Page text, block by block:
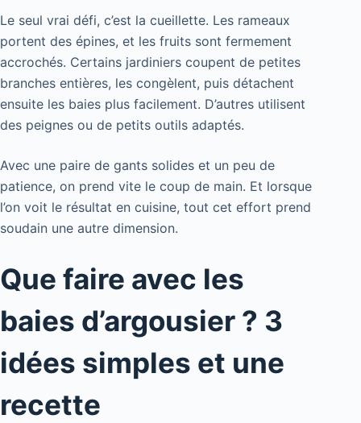
Le seul vrai défi, c’est la cueillette. Les rameaux
portent des épines, et les fruits sont fermement
accrochés. Certains jardiniers coupent de petites
branches entières, les congèlent, puis détachent
ensuite les baies plus facilement. D’autres utilisent
des peignes ou de petits outils adaptés.
Avec une paire de gants solides et un peu de
patience, on prend vite le coup de main. Et lorsque
l’on voit le résultat en cuisine, tout cet effort prend
soudain une autre dimension.
Que faire avec les
baies d’argousier ? 3
idées simples et une
recette